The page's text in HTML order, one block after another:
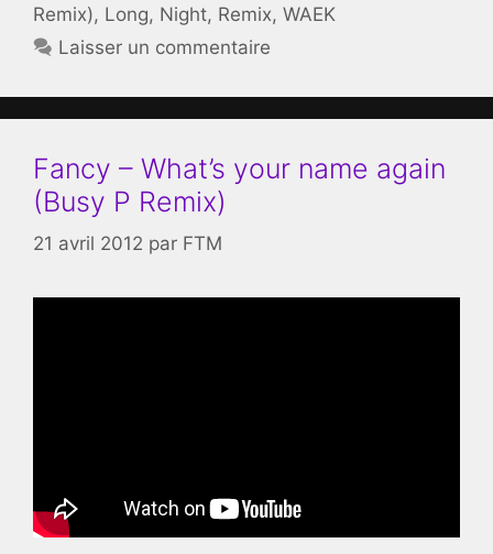
Remix), Long, Night, Remix, WAEK
Laisser un commentaire
Fancy – What’s your name again
(Busy P Remix)
21 avril 2012 par FTM